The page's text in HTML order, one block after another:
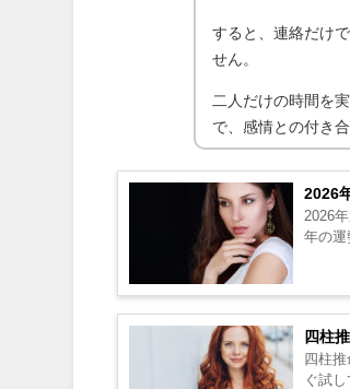
すると、連絡だけ
せん。
二人だけの時間を
で、感情との付き
2026
2026
年の運
四柱
四柱
ぐ試